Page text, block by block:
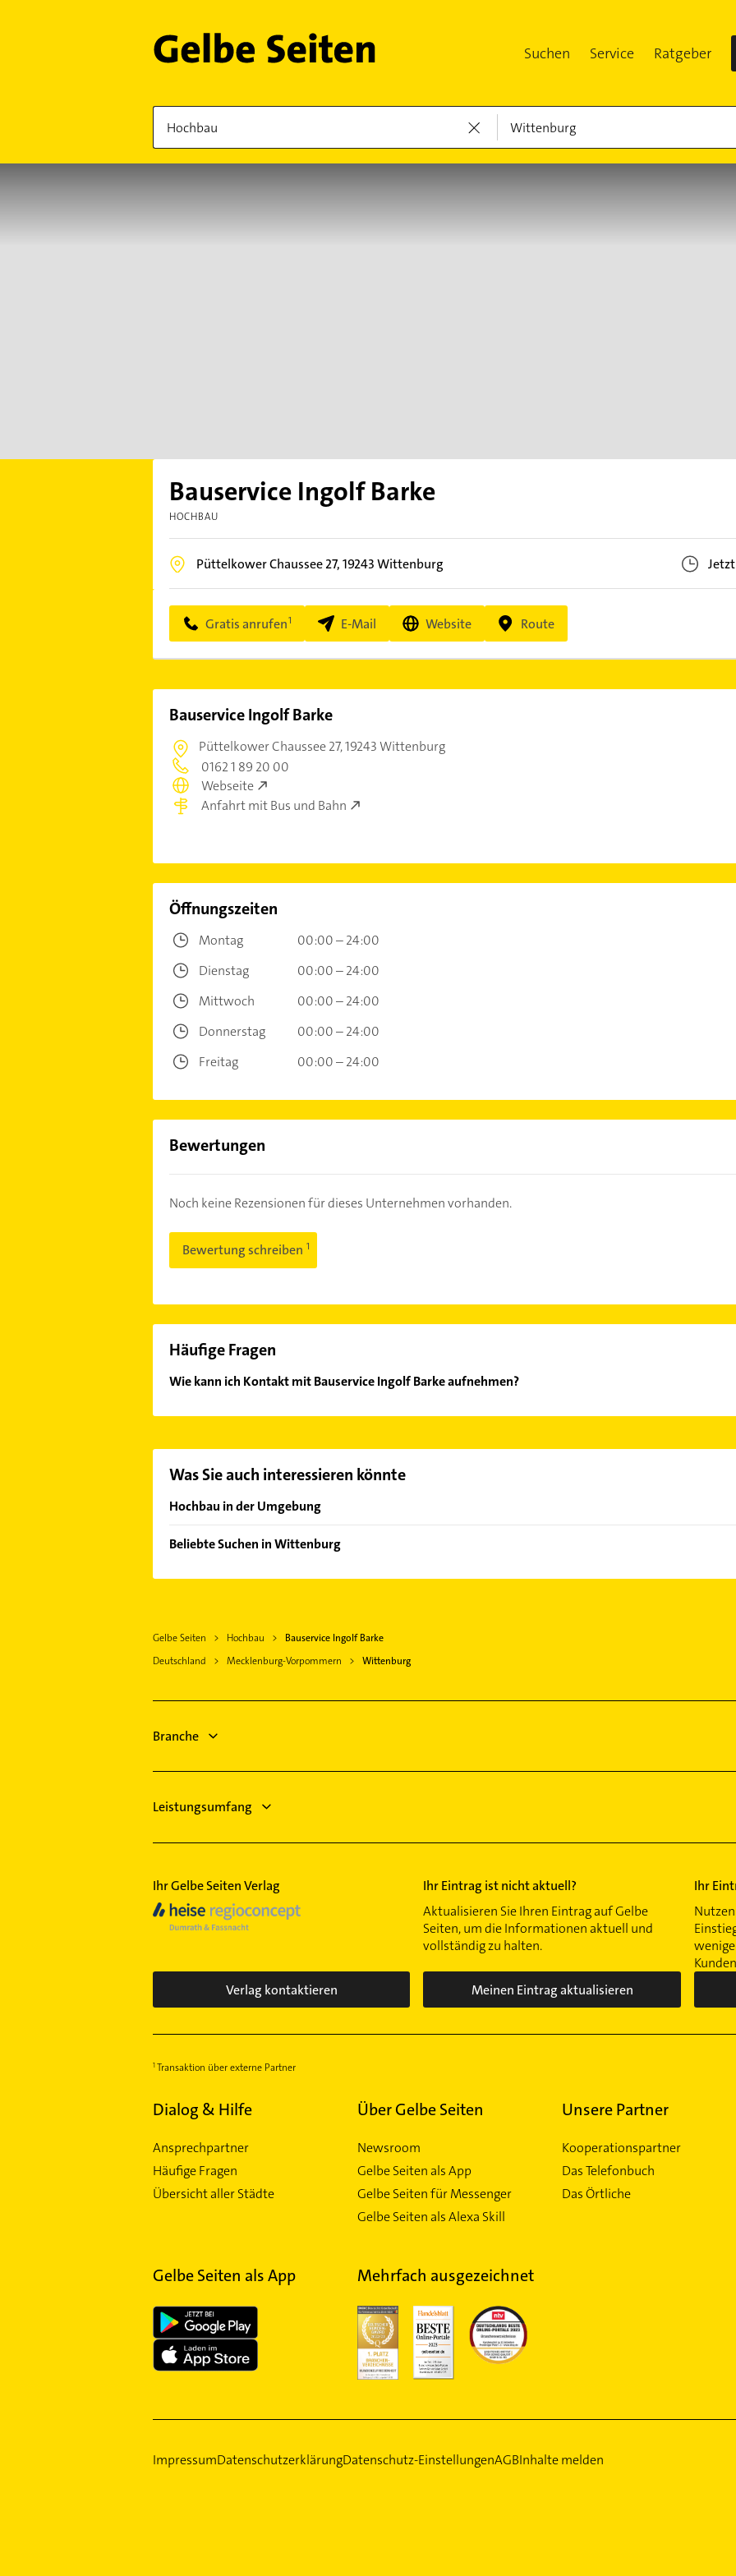
Suchen Service Ratgeber
Bauservice Ingolf Barke
HOCHBAU
Püttelkower Chaussee 27,19243Wittenburg
Gratis anrufen E-Mail Website Route
Bauservice Ingolf Barke
Püttelkower Chaussee 27,19243 Wittenburg
0162 1 89 20 00
Webseite
Anfahrt mit Bus und Bahn
Öffnungszeiten
Montag
00:00 – 24:00
Dienstag
00:00 – 24:00
Mittwoch
00:00 – 24:00
Donnerstag
00:00 – 24:00
Freitag
00:00 – 24:00
Bewertungen
Noch keine Rezensionen für dieses Unternehmen vorhanden.
Bewertung schreiben
Häufige Fragen
Wie kann ich Kontakt mit Bauservice Ingolf Barke aufnehmen?
Was Sie auch interessieren könnte
Hochbau in der Umgebung
Schwerin Mecklenburg
Beliebte Suchen in Wittenburg
Rechtsanwalt
Steuerberater
Maler
Gelbe Seiten Hochbau
Bauservice Ingolf Barke
Deutschland
Mecklenburg-Vorpommern Wittenburg
Branche
Leistungsumfang
Ihr Gelbe Seiten Verlag
Verlag kontaktieren
Ihr Eintrag ist nicht aktuell?
Aktualisieren Sie Ihren Eintrag auf Gelbe
Seiten, um die Informationen aktuell und
vollständig zu halten.
Meinen Eintrag aktualisieren
Ihr
Transaktion über externe Partner
Dialog & Hilfe
Ansprechpartner
Häufige Fragen
Übersicht aller Städte
Über Gelbe Seiten
Newsroom
Gelbe Seiten als App
Gelbe Seiten für Messenger
Gelbe Seiten als Alexa Skill
Unsere Partner
Kooperationspartner
Das Telefonbuch
Das Örtliche
Gelbe Seiten als App Mehrfach ausgezeichnet
ImpressumDatenschutzerklärungDatenschutz-EinstellungenAGBInhalte melden